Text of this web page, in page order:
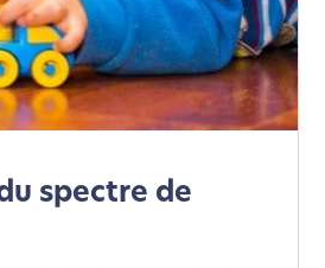
spectre de